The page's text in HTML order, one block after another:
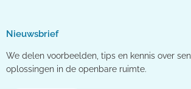
Nieuwsbrief
We delen voorbeelden, tips en kennis over
oplossingen in de openbare ruimte.